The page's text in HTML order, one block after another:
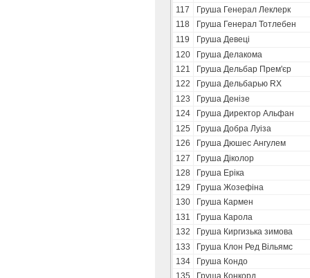
117
Груша Генерал Леклерк
118
Груша Генерал Тотлебен
119
Груша Девеці
120
Груша Делакома
121
Груша Дельбар Прем'єр
122
Груша Дельбарью RX
123
Груша Денізе
124
Груша Директор Альфан
125
Груша Добра Луіза
126
Груша Дюшес Ангулем
127
Груша Діколор
128
Груша Еріка
129
Груша Жозефіна
130
Груша Кармен
131
Груша Карола
132
Груша Киргизька зимова
133
Груша Клон Ред Вільямс
134
Груша Кондо
135
Груша Конкорд